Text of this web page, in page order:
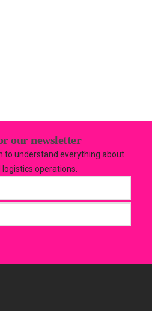
our newsletter
to understand everything about
operations.